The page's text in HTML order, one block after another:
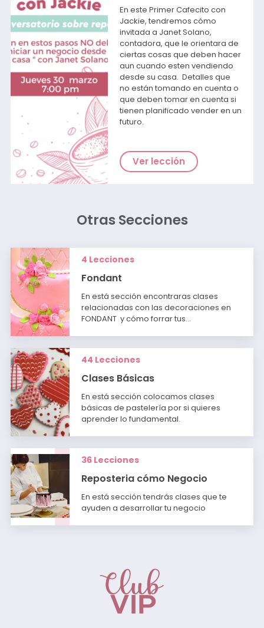
En este Primer Cafecito con
Jackie, tendremos cómo
invitada a Janet Solano,
contadora, que le orientara de
ciertas cosas que deben hacer
aun cuando esten vendiendo
desde su casa. Detalles que
no están tomando en cuenta o
que deben tomar en cuenta si
tienen planificado vender en un
futuro.
Ver lección
Otras Secciones
4 Lecciones
Fondant
En está sección encontraras clases
relacionadas con las decoraciones en
FONDANT y cómo forrar tus…
44 Lecciones
Clases Básicas
En está sección colocamos clases
básicas de pastelería por si quieres
aprender lo fundamental.
36 Lecciones
Reposteria cómo Negocio
En está sección tendrás clases que te
ayuden a desarrollar tu negocio